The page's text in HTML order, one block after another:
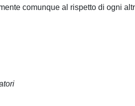
comunque al rispetto di ogni